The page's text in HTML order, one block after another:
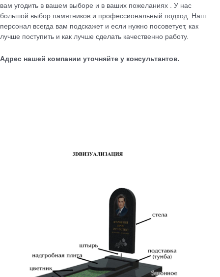
вам угодить в вашем выборе и в ваших пожеланиях . У нас
большой выбор памятников и профессиональный подход. Наш
персонал всегда вам подскажет и если нужно посоветует, как
лучше поступить и как лучше сделать качественно работу.
Адрес нашей компании уточняйте у консультантов.